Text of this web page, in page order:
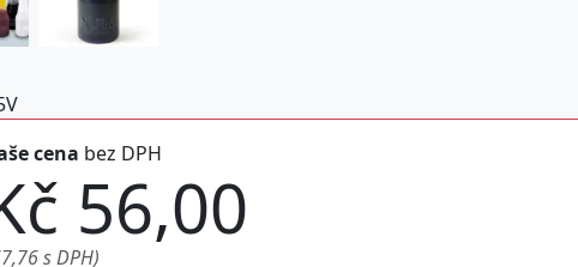
cena bez DPH
56,00
s DPH)